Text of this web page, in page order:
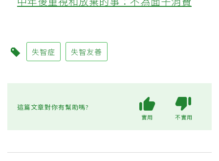
失智症 失智友善
這篇文章對你有幫助嗎?
實用 不實用